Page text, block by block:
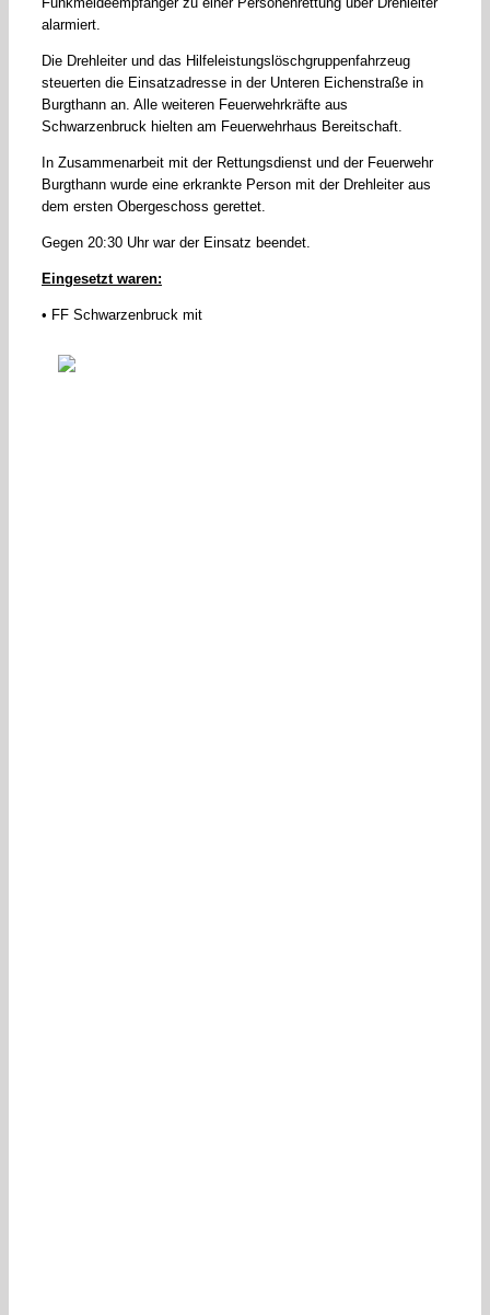
alarmiert.
Die Drehleiter und das Hilfeleistungslöschgruppenfahrzeug
steuerten die Einsatzadresse in der Unteren Eichenstraße in
Burgthann an. Alle weiteren Feuerwehrkräfte aus
Schwarzenbruck hielten am Feuerwehrhaus Bereitschaft.
In Zusammenarbeit mit der Rettungsdienst und der Feuerwehr
Burgthann wurde eine erkrankte Person mit der Drehleiter aus
dem ersten Obergeschoss gerettet.
Gegen 20:30 Uhr war der Einsatz beendet.
Eingesetzt waren:
• FF Schwarzenbruck mit